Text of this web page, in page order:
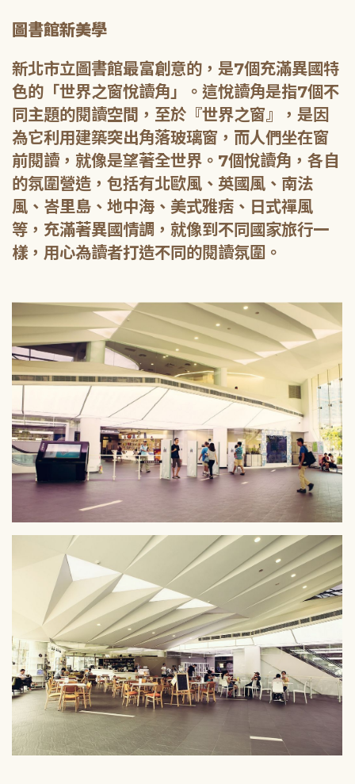
圖書館新美學
新北市立圖書館最富創意的，是7個充滿異國特
色的「世界之窗悅讀角」。這悅讀角是指7個不
同主題的閱讀空間，至於『世界之窗』，是因
為它利用建築突出角落玻璃窗，而人們坐在窗
前閱讀，就像是望著全世界。7個悅讀角，各自
的氛圍營造，包括有北歐風、英國風、南法
風、峇里島、地中海、美式雅痞、日式禪風
等，充滿著異國情調，就像到不同國家旅行一
樣，用心為讀者打造不同的閱讀氛圍。